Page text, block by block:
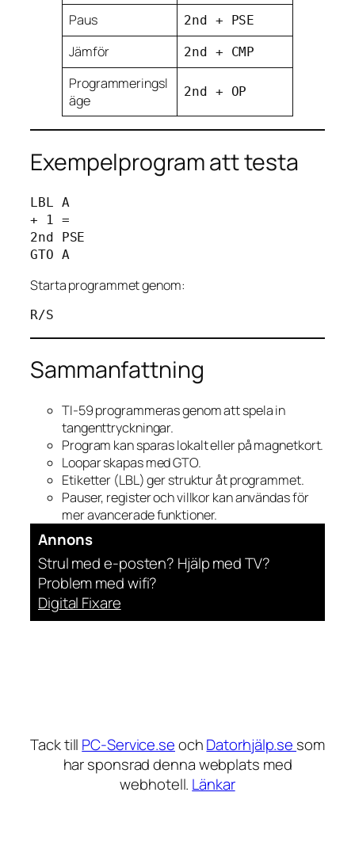
Paus 2nd + PSE
Jämför 2nd + CMP
Programmeringsl
äge
2nd + OP
Exempelprogram att testa
LBL A
+ 1 =
2nd PSE
Starta programmet genom:
Sammanfattning
TI-59 programmeras genom att spela in
tangenttryckningar.
Program kan sparas lokalt eller på magnetkort.
Loopar skapas med GTO.
Etiketter (LBL) ger struktur åt programmet.
Pauser, register och villkor kan användas för
mer avancerade funktioner.
Annons
Strul med e-posten? Hjälp med TV?
Problem med wifi?
Digital Fixare
Tack till PC-Service.seochDatorhjälp.se som
har sponsrad denna webplats med
webhotell. Länkar